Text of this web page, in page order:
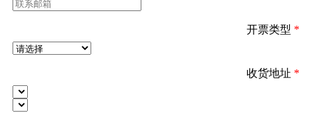
开票类型 *
收货地址 *